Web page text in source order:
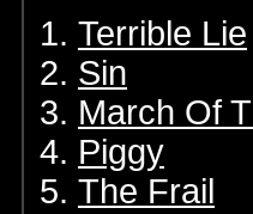
Terrible Lie
Sin
March Of
Piggy
The Frail